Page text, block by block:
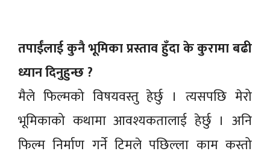
तपाईंलाई कुनै भूमिका प्रस्ताव हुँदा के कुरामा बढी
ध्यान दिनुहुन्छ ?
मैले फिल्मको विषयवस्तु हेर्छु । त्यसपछि मेरो
भूमिकाको कथामा आवश्यकतालाई हेर्छु । अनि
फिल्म निर्माण गर्ने टिमले पछिल्ला काम कस्तो